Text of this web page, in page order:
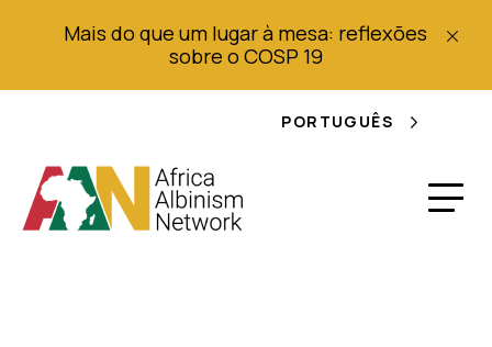
Mais do que um lugar à mesa: reflexões
sobre o COSP 19
PORTUGUÊS